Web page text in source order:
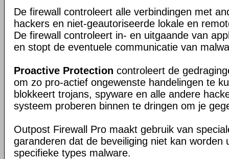
De firewall controleert alle verbindingen met
hackers en niet-geautoriseerde lokale en
De firewall controleert in- en uitgaande van
en stopt de eventuele communicatie van
Proactive Protection controleert de
om zo pro-actief ongewenste handelingen te
blokkeert trojans, spyware en alle andere
systeem proberen binnen te dringen om je
Outpost Firewall Pro maakt gebruik van
garanderen dat de beveiliging niet kan worden
specifieke types malware.